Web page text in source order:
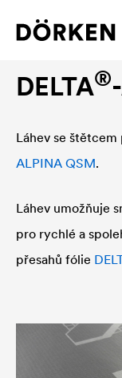
DELTA®
Láhev se
ALPINA QSM.
Láhev umožňuje
pro rychlé a
přesahů fólie